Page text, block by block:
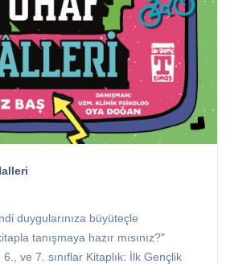
duygularınıza büyüteçle
tanışmaya hazır mısınız?"
ve 7. sınıflar Kitaplık: İlk Gençlik